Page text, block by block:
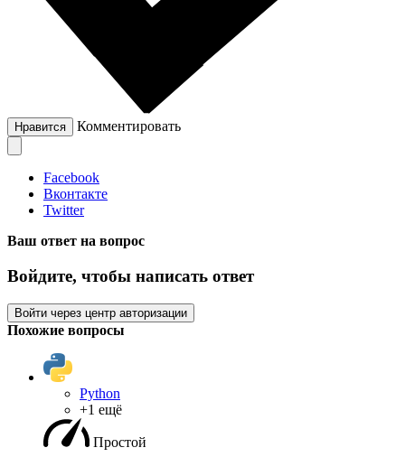
Нравится Комментировать
Facebook
Вконтакте
Twitter
Ваш ответ на вопрос
Войдите, чтобы написать ответ
Войти через центр авторизации
Похожие вопросы
Python
+1 ещё
Простой